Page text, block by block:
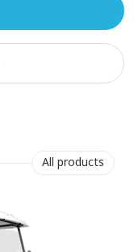
All products